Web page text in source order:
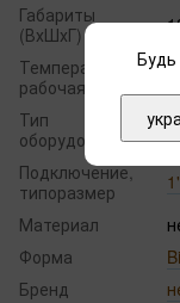
Габариты
(ВхШхГ)
Температура
рабочая, °С
Тип
оборудования
Подключение,
типоразмер
1"
Материал
Форма
Бренд
Будь